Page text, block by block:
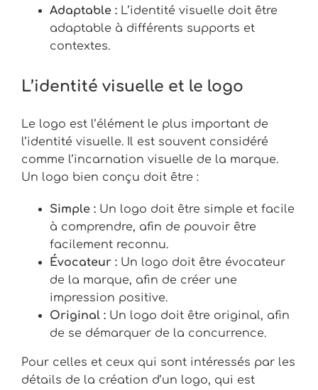
Adaptable :L’identité visuelle doit être
adaptable à différents supports et
contextes.
L’identité visuelle et le logo
Le logo est l’élément le plus important de
l’identité visuelle. Il est souvent considéré
comme l’incarnation visuelle de la marque.
Un logo bien conçu doit être :
Simple :Un logo doit être simple et facile
à comprendre, afin de pouvoir être
facilement reconnu.
Évocateur :Un logo doit être évocateur
de la marque, afin de créer une
impression positive.
Original :Un logo doit être original, afin
de se démarquer de la concurrence.
Pour celles et ceux qui sont intéressés par les
détails de la création d’un logo, qui est